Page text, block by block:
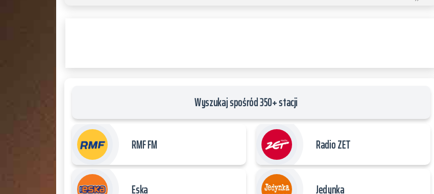
Webdesign
Dexheim
and
FULL
SERVICE
ONLINE
Wyszukaj spośród 350+ stacji
RMF FM Radio ZET
Eska Jedynka